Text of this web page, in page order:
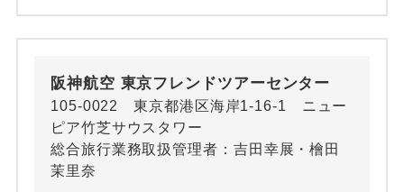
阪神航空 東京フレンドツアーセンター
105-0022 東京都港区海岸1-16-1 ニュー
ピア竹芝サウスタワー
総合旅行業務取扱管理者：吉田幸展・檜田
茉里奈